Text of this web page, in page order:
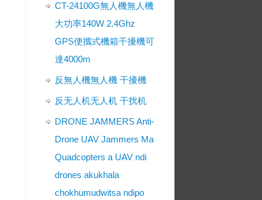
CT-24100G無人機無人機
大功率140W 2.4Ghz
GPS便攜式機箱干擾機可
達4000m
反無人機無人機 干擾機
反无人机无人机 干扰机
DRONE JAMMERS Anti-
Drone UAV Jammers Ma
Quadcopters a UAV ndi
drones akukhala
chokhumudwitsa ndipo